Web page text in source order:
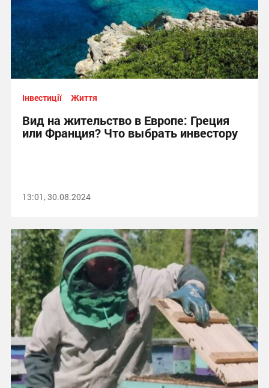
Інвестиції Життя
Вид на жительство в Европе: Греция
или Франция? Что выбрать инвестору
13:01, 30.08.2024